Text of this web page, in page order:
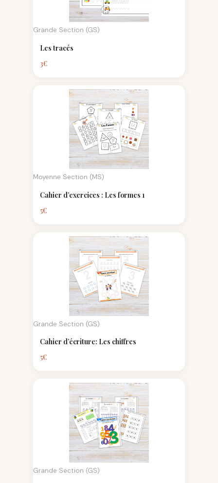
Grande Section (GS)
Les tracés
3€
Moyenne Section (MS)
Cahier d’exercices : Les formes 1
5€
Grande Section (GS)
Cahier d’écriture: Les chiffres
5€
Grande Section (GS)